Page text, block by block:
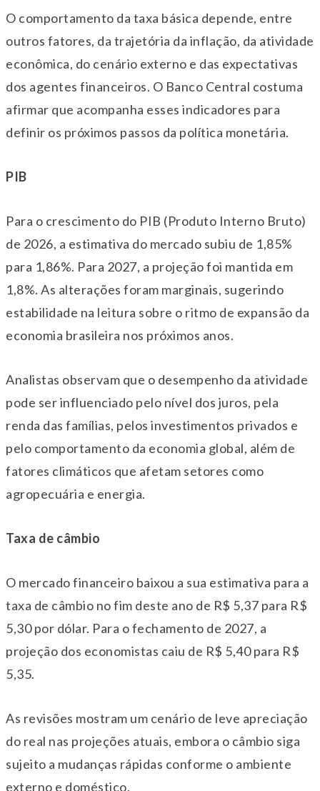
O comportamento da taxa básica depende, entre
outros fatores, da trajetória da inflação, da atividade
econômica, do cenário externo e das expectativas
dos agentes financeiros. O Banco Central costuma
afirmar que acompanha esses indicadores para
definir os próximos passos da política monetária.
PIB
Para o crescimento do PIB (Produto Interno Bruto)
de 2026, a estimativa do mercado subiu de 1,85%
para 1,86%. Para 2027, a projeção foi mantida em
1,8%. As alterações foram marginais, sugerindo
estabilidade na leitura sobre o ritmo de expansão da
economia brasileira nos próximos anos.
Analistas observam que o desempenho da atividade
pode ser influenciado pelo nível dos juros, pela
renda das famílias, pelos investimentos privados e
pelo comportamento da economia global, além de
fatores climáticos que afetam setores como
agropecuária e energia.
Taxa de câmbio
O mercado financeiro baixou a sua estimativa para a
taxa de câmbio no fim deste ano de R$ 5,37 para R$
5,30 por dólar. Para o fechamento de 2027, a
projeção dos economistas caiu de R$ 5,40 para R$
5,35.
As revisões mostram um cenário de leve apreciação
do real nas projeções atuais, embora o câmbio siga
sujeito a mudanças rápidas conforme o ambiente
externo e doméstico.